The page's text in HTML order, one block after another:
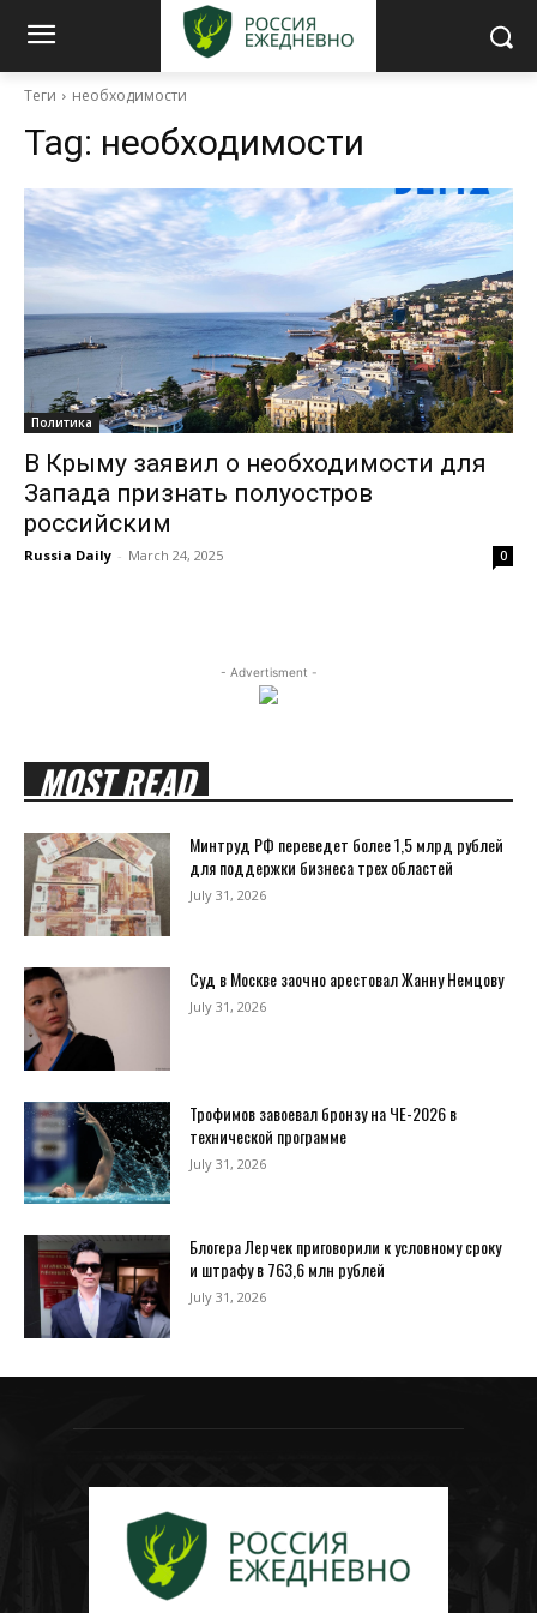
Теги необходимости
Tag: необходимости
Политика
В Крыму заявил о необходимости для
Запада признать полуостров
российским
Russia Daily - March 24, 2025 0
- Advertisment -
MOST READ
Минтруд РФ переведет более 1,5 млрд рублей
для поддержки бизнеса трех областей
July 31, 2026
Суд в Москве заочно арестовал Жанну Немцову
July 31, 2026
Трофимов завоевал бронзу на ЧЕ-2026 в
технической программе
July 31, 2026
Блогера Лерчек приговорили к условному сроку
и штрафу в 763,6 млн рублей
July 31, 2026